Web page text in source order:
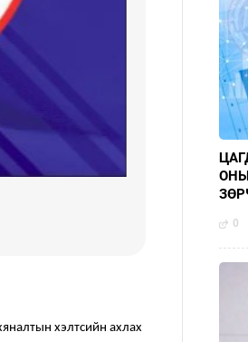
хэлтсийн ахлах
0